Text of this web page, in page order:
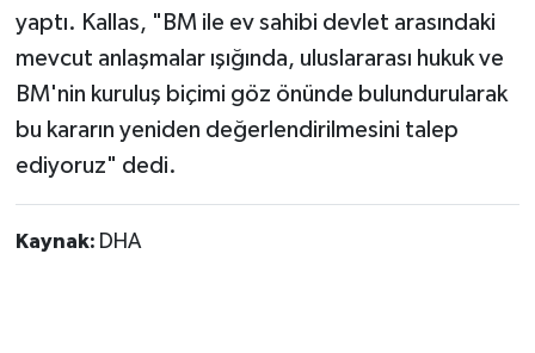
yaptı. Kallas, "BM ile ev sahibi devlet arasındaki
mevcut anlaşmalar ışığında, uluslararası hukuk ve
BM'nin kuruluş biçimi göz önünde bulundurularak
bu kararın yeniden değerlendirilmesini talep
ediyoruz" dedi.
Kaynak: DHA
Vasıta